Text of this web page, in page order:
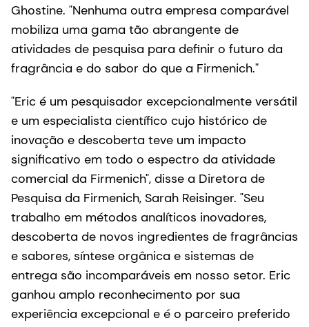
Ghostine. "Nenhuma outra empresa comparável
mobiliza uma gama tão abrangente de
atividades de pesquisa para definir o futuro da
fragrância e do sabor do que a Firmenich."
"Eric é um pesquisador excepcionalmente versátil
e um especialista científico cujo histórico de
inovação e descoberta teve um impacto
significativo em todo o espectro da atividade
comercial da Firmenich", disse a Diretora de
Pesquisa da Firmenich, Sarah Reisinger. "Seu
trabalho em métodos analíticos inovadores,
descoberta de novos ingredientes de fragrâncias
e sabores, síntese orgânica e sistemas de
entrega são incomparáveis em nosso setor. Eric
ganhou amplo reconhecimento por sua
experiência excepcional e é o parceiro preferido